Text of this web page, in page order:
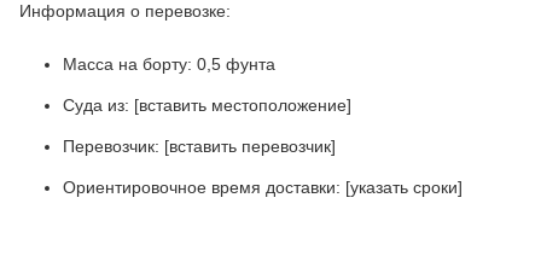
Информация о перевозке:
Масса на борту: 0,5 фунта
Суда из: [вставить местоположение]
Перевозчик: [вставить перевозчик]
Ориентировочное время доставки: [указать сроки]